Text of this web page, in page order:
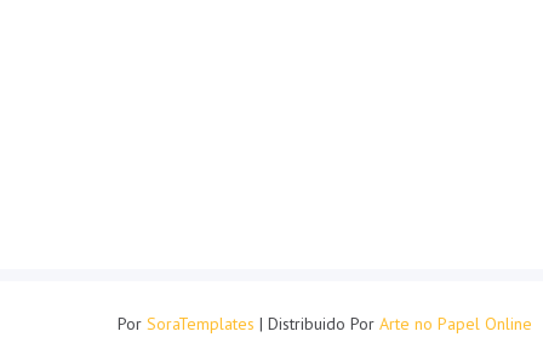
Por SoraTemplates | Distribuido Por Arte no Papel Online